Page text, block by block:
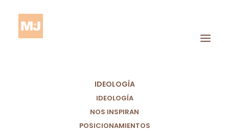
IDEOLOGÍA
IDEOLOGÍA
NOS INSPIRAN
POSICIONAMIENTOS